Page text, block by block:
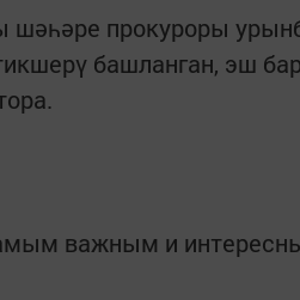
шәһәре прокуроры
башланган, эш
важным и